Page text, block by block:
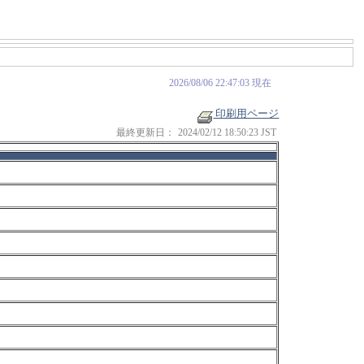
2026/08/06 22:47:03 現在
印刷用ページ
最終更新日： 2024/02/12 18:50:23 JST